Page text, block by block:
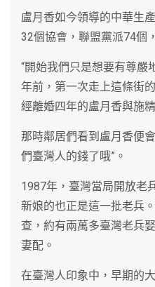
盧月香如今領導的中華生
32個協會，聯盟黨派74個
“開始我們只是想要有尊嚴
年前，第一次走上這條街
經離婚四年的盧月香與施
那時鄰居們看到盧月香便
們臺灣人的錢了哦”。
1987年，臺灣當局開放老
新娘的也正是這一批老兵
查，約有兩萬多臺灣老兵
妻配。
在臺灣人印象中，早期的